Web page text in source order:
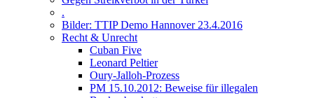
.
Bilder: TTIP Demo Hannover 23.4.2016
Recht & Unrecht
Cuban Five
Leonard Peltier
Oury-Jalloh-Prozess
PM 15.10.2012: Beweise für illegalen